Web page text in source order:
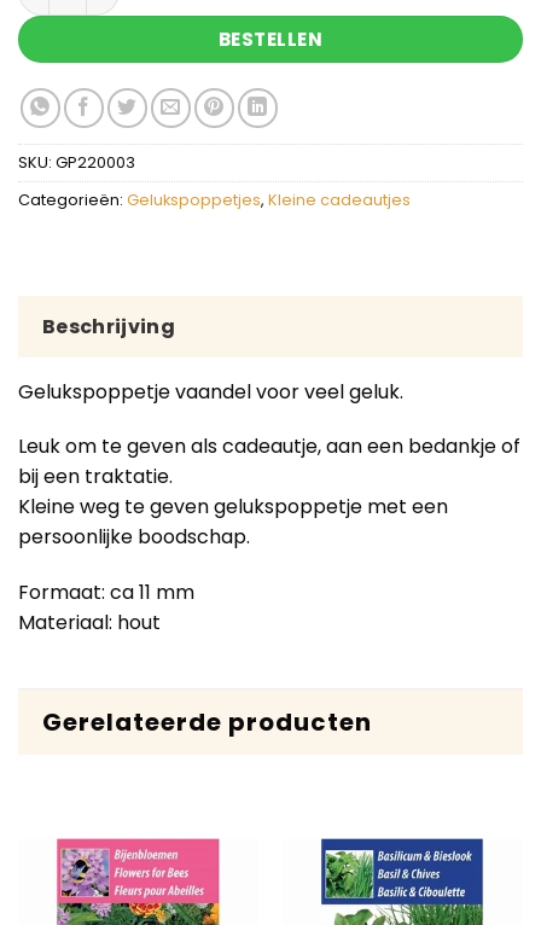
BESTELLEN
SKU: GP220003
Categorieën: Gelukspoppetjes, Kleine cadeautjes
Beschrijving
Gelukspoppetje vaandel voor veel geluk.
Leuk om te geven als cadeautje, aan een bedankje of
bij een traktatie.
Kleine weg te geven gelukspoppetje met een
persoonlijke boodschap.
Formaat: ca 11 mm
Materiaal: hout
Gerelateerde producten